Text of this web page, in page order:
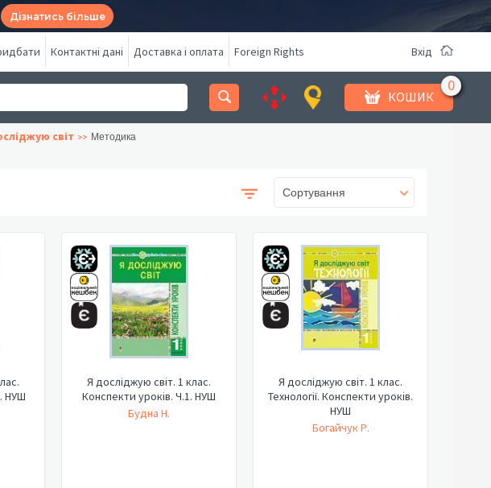
Дізнатись більше
Контактні дані Доставка і оплата Foreign Rights Вхід
КОШИК
світ Методика
Сортування
НУШ
Я досліджую світ. 1 клас.
Конспекти уроків. Ч.1. НУШ
Будна Н.
Я досліджую світ. 1 клас.
Технології. Конспекти уроків.
НУШ
Богайчук Р.